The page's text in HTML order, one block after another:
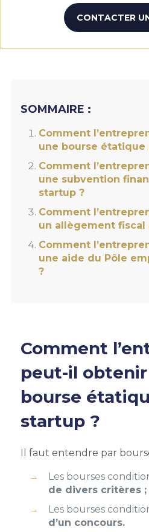
CONTACTER
SOMMAIRE :
Comment
une bourse étatique
Comment
une subvention
startup ?
Comment
un allègement fiscal
Comment
une aide du Pôle
?
Comment
peut-il
bourse
startup ?
Il faut entendre par
Les bourses
de divers critères ;
Les bourses
d’un concours.